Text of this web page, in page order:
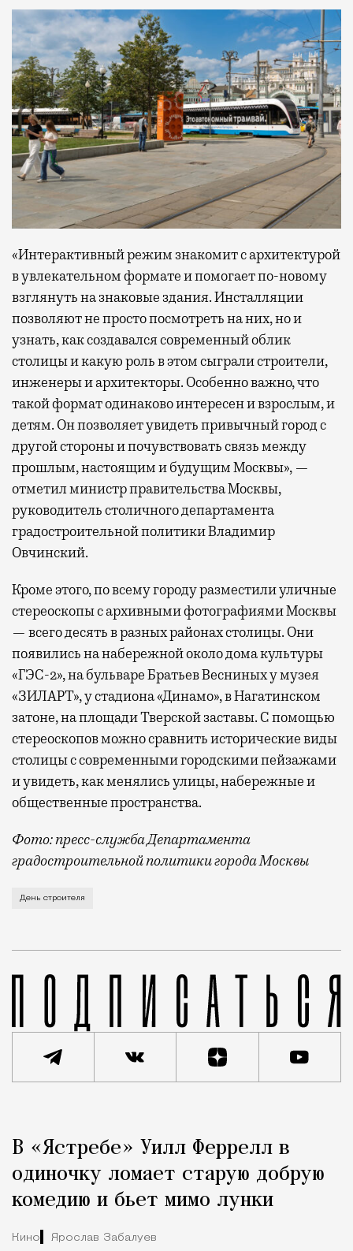
«Интерактивный режим знакомит с архитектурой
в увлекательном формате и помогает по-новому
взглянуть на знаковые здания. Инсталляции
позволяют не просто посмотреть на них, но и
узнать, как создавался современный облик
столицы и какую роль в этом сыграли строители,
инженеры и архитекторы. Особенно важно, что
такой формат одинаково интересен и взрослым, и
детям. Он позволяет увидеть привычный город с
другой стороны и почувствовать связь между
прошлым, настоящим и будущим Москвы», —
отметил министр правительства Москвы,
руководитель столичного департамента
градостроительной политики Владимир
Овчинский.
Кроме этого, по всему городу разместили уличные
стереоскопы с архивными фотографиями Москвы
— всего десять в разных районах столицы. Они
появились на набережной около дома культуры
«ГЭС-2», на бульваре Братьев Весниных у музея
«ЗИЛАРТ», у стадиона «Динамо», в Нагатинском
затоне, на площади Тверской заставы. С помощью
стереоскопов можно сравнить исторические виды
столицы с современными городскими пейзажами
и увидеть, как менялись улицы, набережные и
общественные пространства.
Фото: пресс-служба Департамента
градостроительной политики города Москвы
В этом году профессиональный праздник День
День строителя
Город
В «Ястребе» Уилл Феррелл в
одиночку ломает старую добрую
комедию и бьет мимо лунки
Кино Ярослав Забалуев